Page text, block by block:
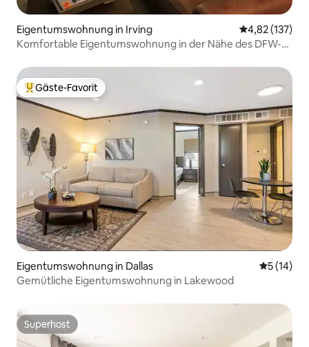
Eigentumswohnung in Irving
4,82 (137)
Komfortable Eigentumswohnung in der Nähe des DFW-
Beliebter Gäste-Favorit.
Gäste-Favorit
Eigentumswohnung in Dallas
5 (14)
Gemütliche Eigentumswohnung in Lakewood
Superhost
Superhost